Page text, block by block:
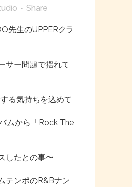
Share
先生のUPPERクラ
サー問題で揺れて
る気持ちを込めて
ムから「Rock The
したとの事〜
テンポのR&Bナン